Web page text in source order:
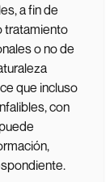
a fin de
tratamiento
o no de
que incluso
con